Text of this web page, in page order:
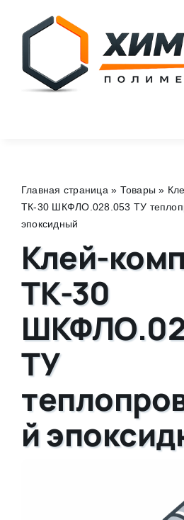
content
Главная страница » Товары »
ТК-30 ШКФЛО.028.053 ТУ
эпоксидный
Клей-
ТК-30
ТУ
й